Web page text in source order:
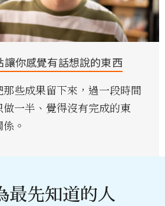
你感覺有話想說的東西
些成果留下來，過一段時間
一半、覺得沒有完成的東
。
最先知道的人